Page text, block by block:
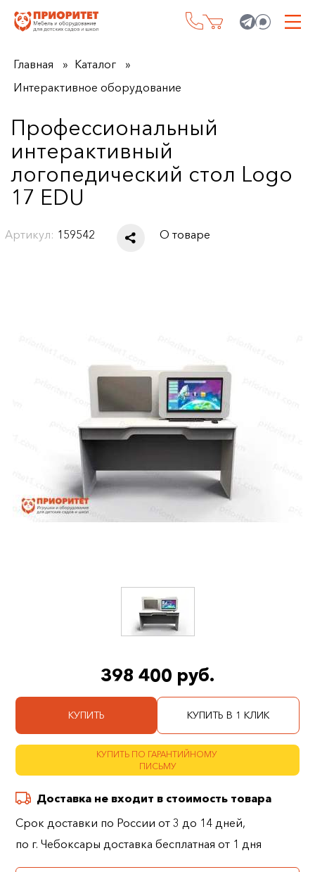
Главная
Каталог
Интерактивное оборудование
Профессиональный
интерактивный
логопедический стол Logo
17 EDU
Артикул: 159542 О товаре
398 400 руб.
КУПИТЬ КУПИТЬ В 1 КЛИК
КУПИТЬ ПО ГАРАНТИЙНОМУ
ПИСЬМУ
Доставка не входит в стоимость товара
Срок доставки по России от 3 до 14 дней,
по г. Чебоксары доставка бесплатная от 1 дня